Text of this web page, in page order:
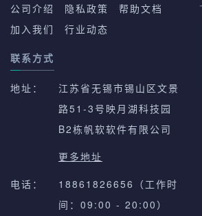
公司介绍 隐私政策
帮助文档
加入我们
行业动态
联系方式
地址：
江苏省无锡市锡山区文景
路51-3号映月湖科技园
B2栋帆软软件有限公司
更多地址
电话：
18861826656（工作时
间：09:00 - 20:00）